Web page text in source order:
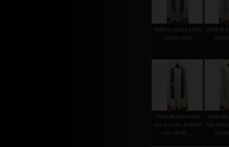
stola in seta e lurex
colore viola
Stola in
stola bicolore con
tau tessuta al telaio
col.verde ...
stola
tau